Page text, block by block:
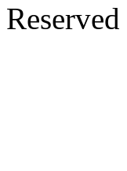
Reserved